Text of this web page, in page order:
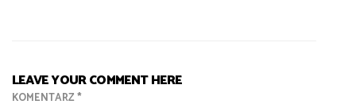
LEAVE YOUR COMMENT HERE
KOMENTARZ*